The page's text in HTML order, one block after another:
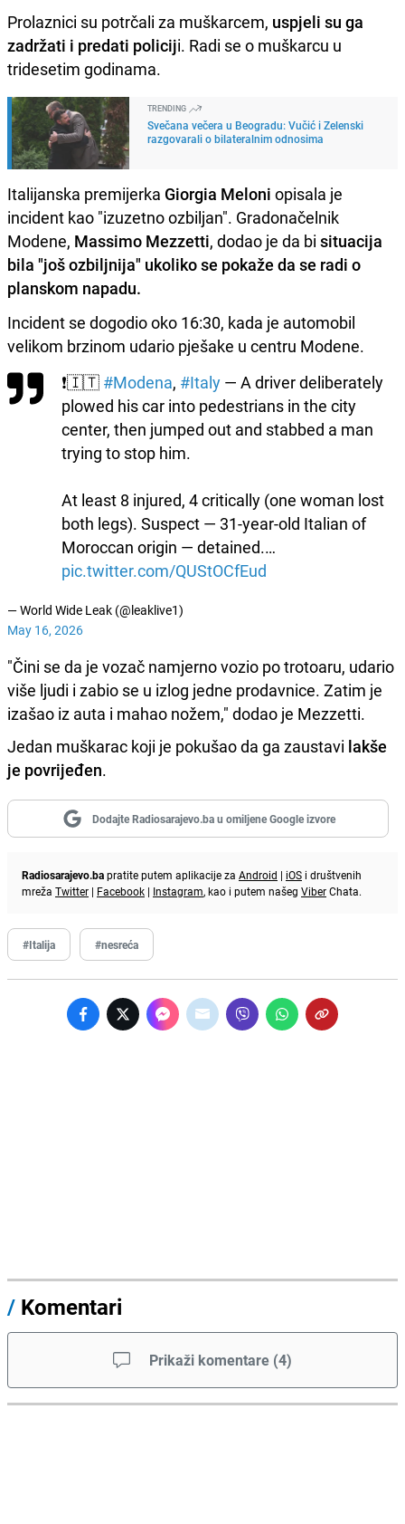
Prolaznici su potrčali za muškarcem, uspjeli su ga
zadržati i predati policiji. Radi se o muškarcu u
tridesetim godinama.
TRENDING
Svečana večera u Beogradu: Vučić i Zelenski
razgovarali o bilateralnim odnosima
Italijanska premijerka Giorgia Meloni opisala je
incident kao "izuzetno ozbiljan". Gradonačelnik
Modene, Massimo Mezzetti, dodao je da bi situacija
bila "još ozbiljnija" ukoliko se pokaže da se radi o
planskom napadu.
Incident se dogodio oko 16:30, kada je automobil
velikom brzinom udario pješake u centru Modene.
❗️🇮🇹 #Modena, #Italy — A driver deliberately
plowed his car into pedestrians in the city
center, then jumped out and stabbed a man
trying to stop him.
At least 8 injured, 4 critically (one woman lost
both legs). Suspect — 31-year-old Italian of
Moroccan origin — detained.…
pic.twitter.com/QUStOCfEud
— World Wide Leak (@leaklive1)
May 16, 2026
"Čini se da je vozač namjerno vozio po trotoaru, udario
više ljudi i zabio se u izlog jedne prodavnice. Zatim je
izašao iz auta i mahao nožem," dodao je Mezzetti.
Jedan muškarac koji je pokušao da ga zaustavi lakše
je povrijeđen.
Dodajte Radiosarajevo.ba u omiljene Google izvore
Radiosarajevo.bapratite putem aplikacije za Android | iOS i društvenih
mreža Twitter | Facebook | Instagram, kao i putem našeg ViberChata.
#Italija #nesreća
/ Komentari
Prikaži komentare (4)